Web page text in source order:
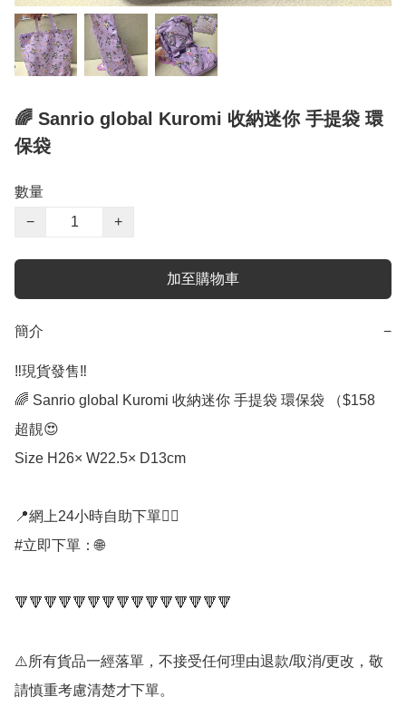
🌈 Sanrio global Kuromi 收納迷你 手提袋 環
保袋
數量
−
+
加至購物車
簡介 −
‼️現貨發售‼️
🌈 Sanrio global Kuromi 收納迷你 手提袋 環保袋 （$158
超靚😍
Size H26× W22.5× D13cm
📍網上24小時自助下單👍🏻
#立即下單：🌐
🔻🔻🔻🔻🔻🔻🔻🔻🔻🔻🔻🔻🔻🔻🔻
⚠️所有貨品一經落單，不接受任何理由退款/取消/更改，敬
請慎重考慮清楚才下單。